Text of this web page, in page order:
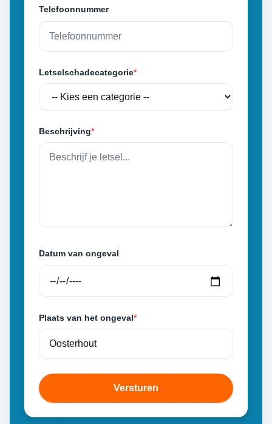
Telefoonnummer
Letselschadecategorie*
Beschrijving*
Datum van ongeval
Plaats van het ongeval*
Versturen